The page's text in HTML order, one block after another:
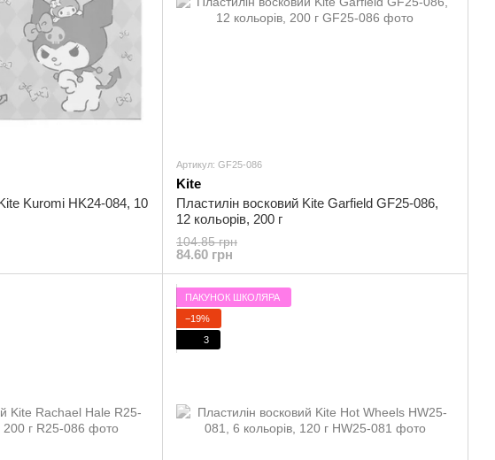
Kuromi HK24-084, 10
Артикул: GF25-086
Kite
Пластилін восковий Kite Garfield GF25-086,
12 кольорів, 200 г
104.85 грн
84.60 грн
ПАКУНОК ШКОЛЯРА
−19%
3